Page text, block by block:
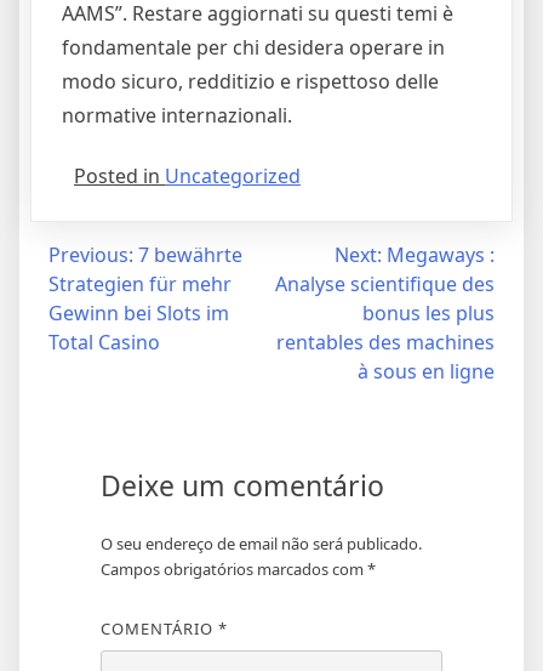
AAMS”. Restare aggiornati su questi temi è
fondamentale per chi desidera operare in
modo sicuro, redditizio e rispettoso delle
normative internazionali.
Posted in Uncategorized
Navegação
artigos
Previous: 7 bewährte
Strategien für mehr
Gewinn bei Slots im
Total Casino
Next: Megaways :
Analyse scientifique des
bonus les plus
rentables des machines
à sous en ligne
Deixe um comentário
O seu endereço de email não será publicado.
Campos obrigatórios marcados com *
COMENTÁRIO *